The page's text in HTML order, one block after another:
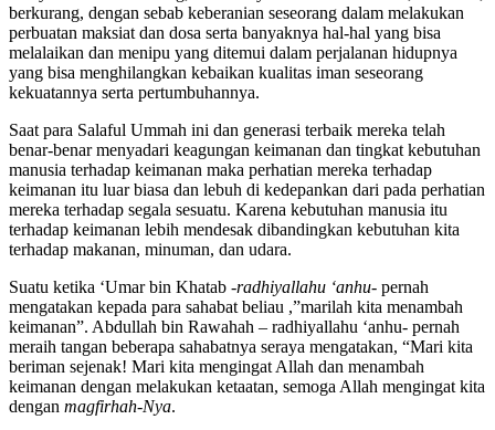
menyematkan sifat usang, maksudnya iman itu bisa rusak, melemah,
berkurang, dengan sebab keberanian seseorang dalam melakukan
perbuatan maksiat dan dosa serta banyaknya hal-hal yang bisa
melalaikan dan menipu yang ditemui dalam perjalanan hidupnya
yang bisa menghilangkan kebaikan kualitas iman seseorang
Saat para Salaful Ummah ini dan generasi terbaik mereka telah
benar-benar menyadari keagungan keimanan dan tingkat kebutuhan
manusia terhadap keimanan maka perhatian mereka terhadap
keimanan itu luar biasa dan lebuh di kedepankan dari pada perhatian
mereka terhadap segala sesuatu. Karena kebutuhan manusia itu
terhadap keimanan lebih mendesak dibandingkan kebutuhan kita
Suatu ketika ‘Umar bin Khatab-radhiyallahu ‘anhu-pernah
mengatakan kepada para sahabat beliau ,”marilah kita menambah
keimanan”. Abdullah bin Rawahah – radhiyallahu ‘anhu- pernah
meraih tangan beberapa sahabatnya seraya mengatakan, “Mari kita
beriman sejenak! Mari kita mengingat Allah dan menambah
keimanan dengan melakukan ketaatan, semoga Allah mengingat kita